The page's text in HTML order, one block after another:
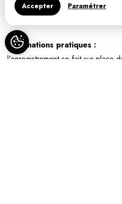
Accepter Paramétrer
Le garage est à votre
vélos.
Informations pratiques :
l'enregistrement se fait sur place